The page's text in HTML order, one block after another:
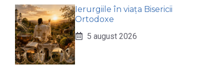
Ierurgiile în viața Bisericii
Ortodoxe
5 august 2026